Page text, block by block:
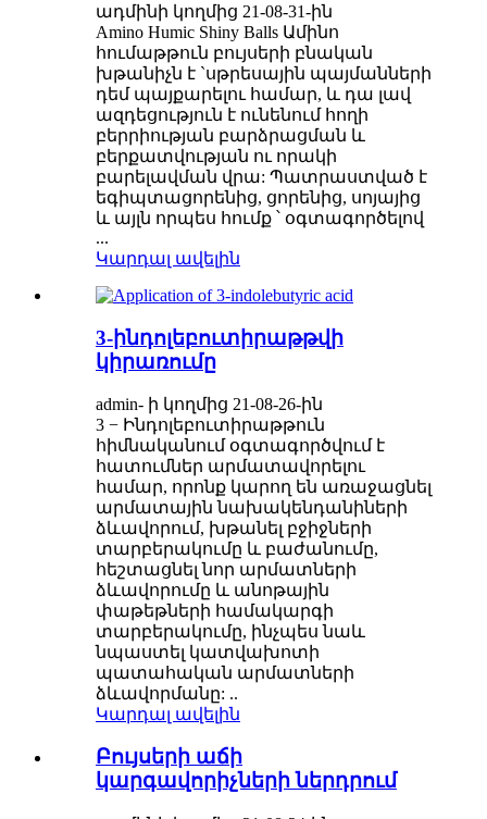
ադմինի կողմից 21-08-31-ին
Amino Humic Shiny Balls Ամինո
հումաթթուն բույսերի բնական
խթանիչն է `սթրեսային պայմանների
դեմ պայքարելու համար, և դա լավ
ազդեցություն է ունենում հողի
բերրիության բարձրացման և
բերքատվության ու որակի
բարելավման վրա: Պատրաստված է
եգիպտացորենից, ցորենից, սոյայից
և այլն որպես հումք ՝ օգտագործելով
...
Կարդալ ավելին
3-ինդոլեբուտիրաթթվի
կիրառումը
admin- ի կողմից 21-08-26-ին
3 − Ինդոլեբուտիրաթթուն
հիմնականում օգտագործվում է
հատումներ արմատավորելու
համար, որոնք կարող են առաջացնել
արմատային նախակենդանիների
ձևավորում, խթանել բջիջների
տարբերակումը և բաժանումը,
հեշտացնել նոր արմատների
ձևավորումը և անոթային
փաթեթների համակարգի
տարբերակումը, ինչպես նաև
նպաստել կատվախոտի
պատահական արմատների
ձևավորմանը: ..
Կարդալ ավելին
Բույսերի աճի
կարգավորիչների ներդրում